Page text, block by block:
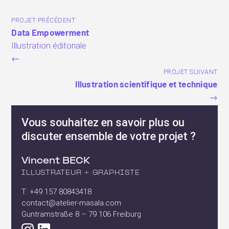
PROJET PRÉCÉDENT
Data Empowerment
Illustration éditoriale
←
PROJET SUIVANT
Illustration scientifique et technique
→
Vous souhaitez en savoir plus ou
discuter ensemble de votre projet ?
Vincent BECK
ILLUSTRATEUR + GRAPHISTE
T: +49 157 80843418
contact@atelier-masala.com
Guntramstraße 8 – 79 106 Freiburg